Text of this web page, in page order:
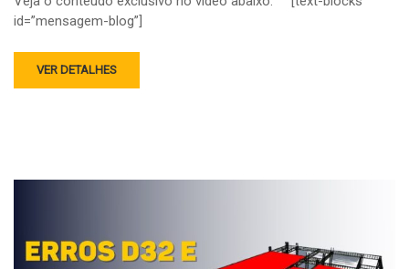
id=”mensagem-blog”]
VER DETALHES